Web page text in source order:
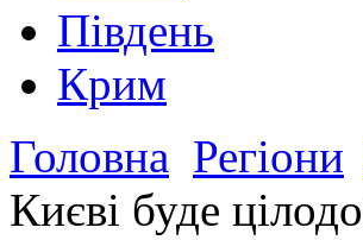
Південь
Крим
Головна Регіони
Києві буде